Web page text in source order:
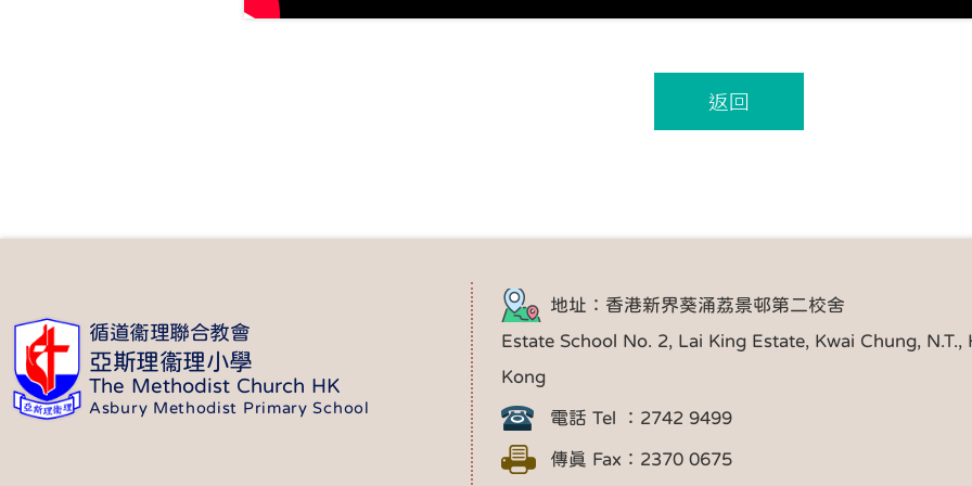
返回
循道衞理聯合教會
亞斯理衞理小學
The Methodist Church HK
Asbury Methodist Primary School
地址：香港新界葵涌荔景邨第二校舍
Estate School No. 2, Lai King Estate, Kwai Chung, N.T.,
Kong
電話 Tel ：2742 9499
傳真 Fax：2370 0675